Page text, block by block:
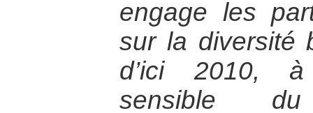
engage les
sur la diversité
d’ici 2010, à
sensible